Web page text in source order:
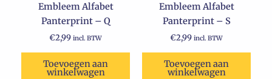
Embleem Alfabet
Panterprint – Q
€2,99 incl. BTW
Toevoegen aan
winkelwagen
Embleem Alfabet
Panterprint – S
€2,99 incl. BTW
Toevoegen aan
winkelwagen